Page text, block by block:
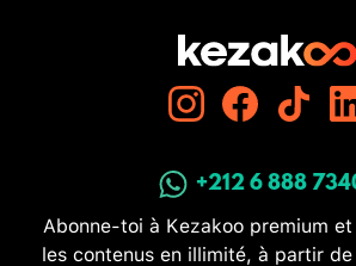
+212 6 888
Abonne-toi à Kezakoo premium
les contenus en illimité, à partir de